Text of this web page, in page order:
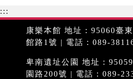
:::
康樂本館 地址：95060臺
館路1號 | 電話：089-
卑南遺址公園 地址：
園路200號 | 電話：089-